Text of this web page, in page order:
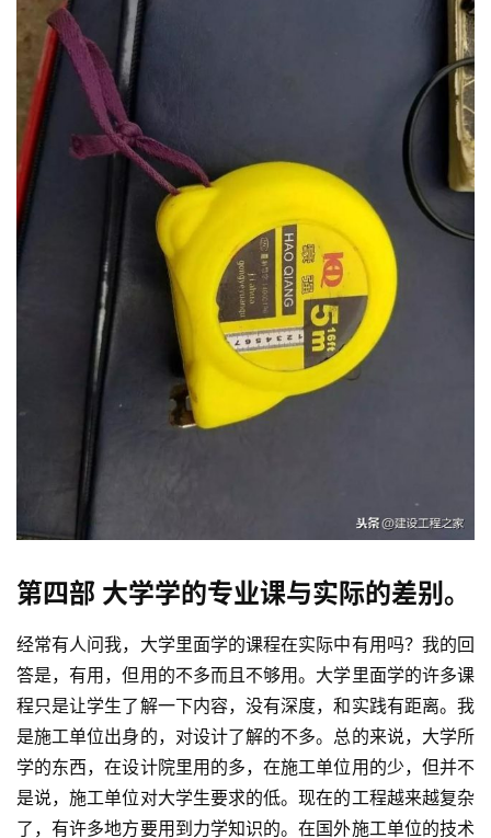
第四部 大学学的专业课与实际的差别。
经常有人问我，大学里面学的课程在实际中有用吗？我的回
答是，有用，但用的不多而且不够用。大学里面学的许多课
程只是让学生了解一下内容，没有深度，和实践有距离。我
是施工单位出身的，对设计了解的不多。总的来说，大学所
学的东西，在设计院里用的多，在施工单位用的少，但并不
是说，施工单位对大学生要求的低。现在的工程越来越复杂
了，有许多地方要用到力学知识的。在国外施工单位的技术